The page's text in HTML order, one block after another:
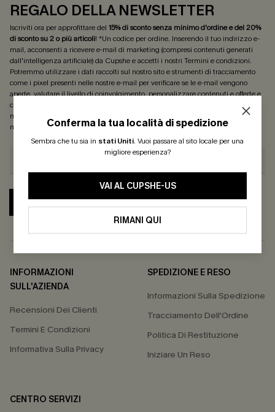
Conferma la tua località di spedizione
Sembra che tu sia in stati Uniti. Vuoi passare al sito locale per una
migliore esperienza?
VAI AL CUPSHE-US
RIMANI QUI
REGALO DELLA NEWSLETTER
Iscriviti ora per approfittare del 15% di sconto senza minimo d'ordine e del 20%
di sconto su 2 o più articoli! *Un codice per ordine. Inserendo il tuo indirizzo e-
mail, acconsenti a ricevere e-mail di marketing (compresi contenuti generati
dall'intelligenza artificiale) da Cupshe e accetti i nostri Termini e condizioni.
Potremmo utilizzare i dati raccolti sul nostro sito e strumenti di tracciamento
come i pixel presenti nelle nostre e-mail per verificare se le e-mail vengono
aperte, valutare il livello di coinvolgimento, personalizzare contenuti e offerte e
consigliarti prodotti che potrebbero interessarti, il tutto come descritto nella
nostra
momento.
ABBONATI
INFORMAZIONI
SULL'AZIENDA
Recensioni Dei Clienti
Termini E Condizioni
Informativa Sulla Privacy
SPEDIZIONE E RESO
Informazioni Sulla Spedizione
Tracciamento Dell'Ordine
Politica Di Restituzione
Iniziare Un Reso
CENTRO SERVIZI